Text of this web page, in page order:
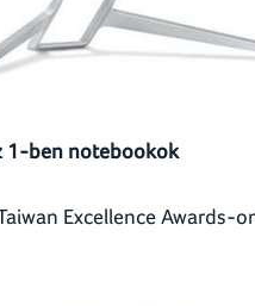
1-ben notebookok
Excellence Awards-